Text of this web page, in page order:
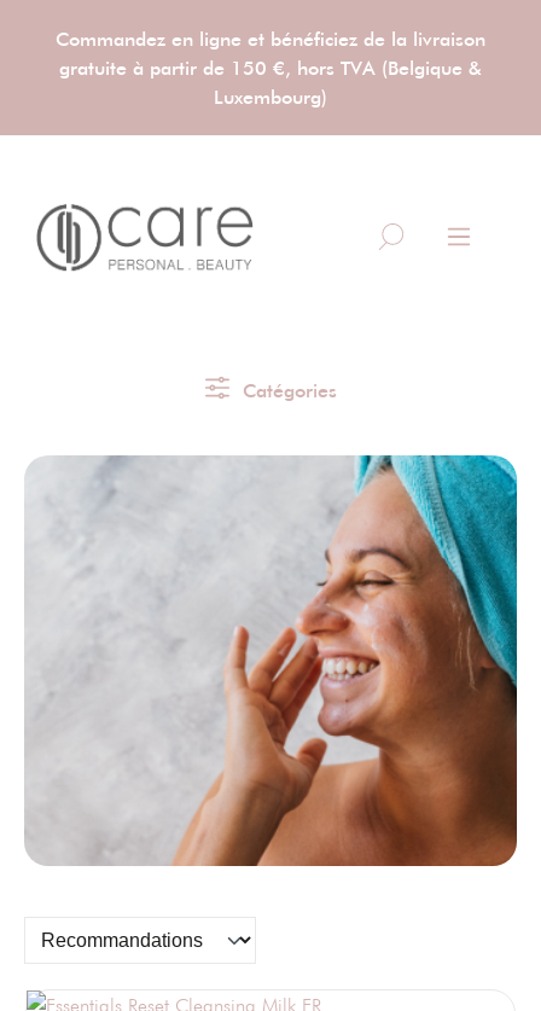
Commandez en ligne et bénéficiez de la livraison
gratuite à partir de 150 €, hors TVA (Belgique &
Luxembourg)
Catégories